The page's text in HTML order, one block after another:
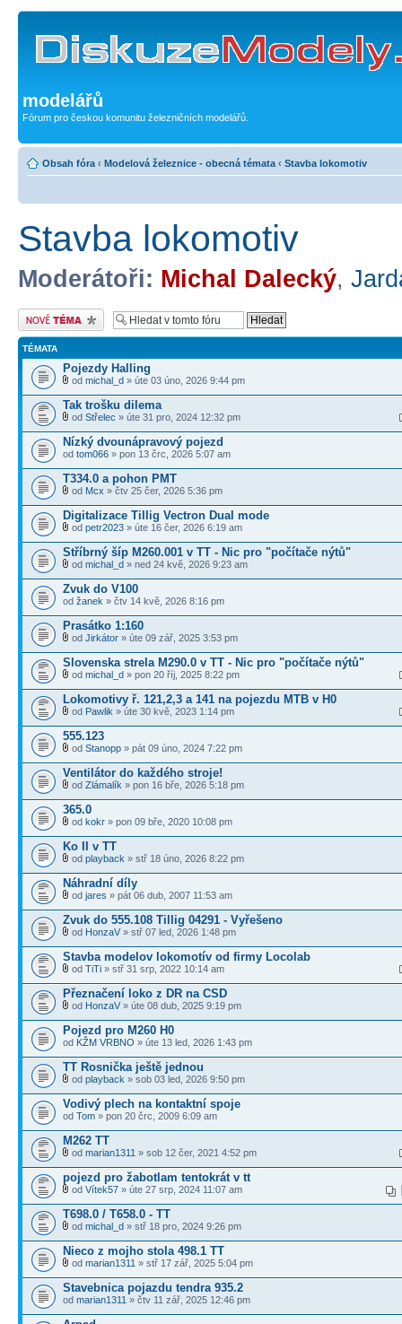
modelářů
Fórum pro českou komunitu železničních modelářů.
Obsah fóra ‹ Modelová železnice - obecná témata ‹ Stavba lokomotiv
Stavba lokomotiv
Moderátoři: Michal Dalecký,
Odeslat nové téma
TÉMATA
Pojezdy Halling
od michal_d » úte 03 úno, 2026 9:44 pm
Tak trošku dilema
od Střelec » úte 31 pro, 2024 12:32 pm
Nízký dvounápravový pojezd
od tom066 » pon 13 črc, 2026 5:07 am
T334.0 a pohon PMT
od Mcx » čtv 25 čer, 2026 5:36 pm
Digitalizace Tillig Vectron Dual mode
od petr2023 » úte 16 čer, 2026 6:19 am
Stříbrný šíp M260.001 v TT - Nic pro "počítače nýtů"
od michal_d » ned 24 kvě, 2026 9:23 am
Zvuk do V100
od žanek » čtv 14 kvě, 2026 8:16 pm
Prasátko 1:160
od Jirkátor » úte 09 zář, 2025 3:53 pm
Slovenska strela M290.0 v TT - Nic pro "počítače nýtů"
od michal_d » pon 20 říj, 2025 8:22 pm
Lokomotivy ř. 121,2,3 a 141 na pojezdu MTB v H0
od Pawlik » úte 30 kvě, 2023 1:14 pm
555.123
od Stanopp » pát 09 úno, 2024 7:22 pm
Ventilátor do každého stroje!
od Zlámalík » pon 16 bře, 2026 5:18 pm
365.0
od kokr » pon 09 bře, 2020 10:08 pm
Ko II v TT
od playback » stř 18 úno, 2026 8:22 pm
Náhradní díly
od jares » pát 06 dub, 2007 11:53 am
Zvuk do 555.108 Tillig 04291 - Vyřešeno
od HonzaV » stř 07 led, 2026 1:48 pm
Stavba modelov lokomotív od firmy Locolab
od TiTi » stř 31 srp, 2022 10:14 am
Přeznačení loko z DR na CSD
od HonzaV » úte 08 dub, 2025 9:19 pm
Pojezd pro M260 H0
od KŽM VRBNO » úte 13 led, 2026 1:43 pm
TT Rosnička ještě jednou
od playback » sob 03 led, 2026 9:50 pm
Vodivý plech na kontaktní spoje
od Tom » pon 20 črc, 2009 6:09 am
M262 TT
od marian1311 » sob 12 čer, 2021 4:52 pm
pojezd pro žabotlam tentokrát v tt
od Vítek57 » úte 27 srp, 2024 11:07 am
T698.0 / T658.0 - TT
od michal_d » stř 18 pro, 2024 9:26 pm
Nieco z mojho stola 498.1 TT
od marian1311 » stř 17 zář, 2025 5:04 pm
Stavebnica pojazdu tendra 935.2
od marian1311 » čtv 11 zář, 2025 12:46 pm